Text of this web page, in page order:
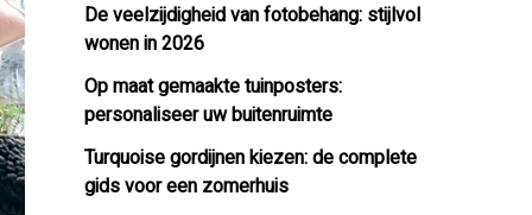
De veelzijdigheid van fotobehang: stijlvol
wonen in 2026
Op maat gemaakte tuinposters:
personaliseer uw buitenruimte
Turquoise gordijnen kiezen: de complete
gids voor een zomerhuis